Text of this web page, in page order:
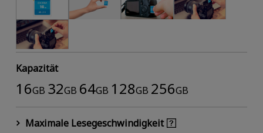
Kapazität
16GB 32GB 64GB 128GB 256GB
Maximale Lesegeschwindigkeit